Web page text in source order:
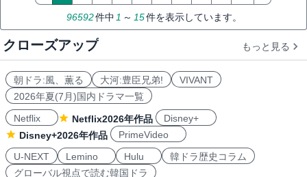
96592件中 1 ～ 15件を表示しています。
クローズアップ もっと見る
朝ドラ:風、薫る 大河:豊臣兄弟!
VIVANT
2026年夏(7月)国内ドラマ一覧
Netflix
Netflix2026年作品
Disney+
Disney+2026年作品
PrimeVideo
U-NEXT
Lemino Hulu
韓ドラ歴史コラム
グローバル視点で読む韓国ドラ